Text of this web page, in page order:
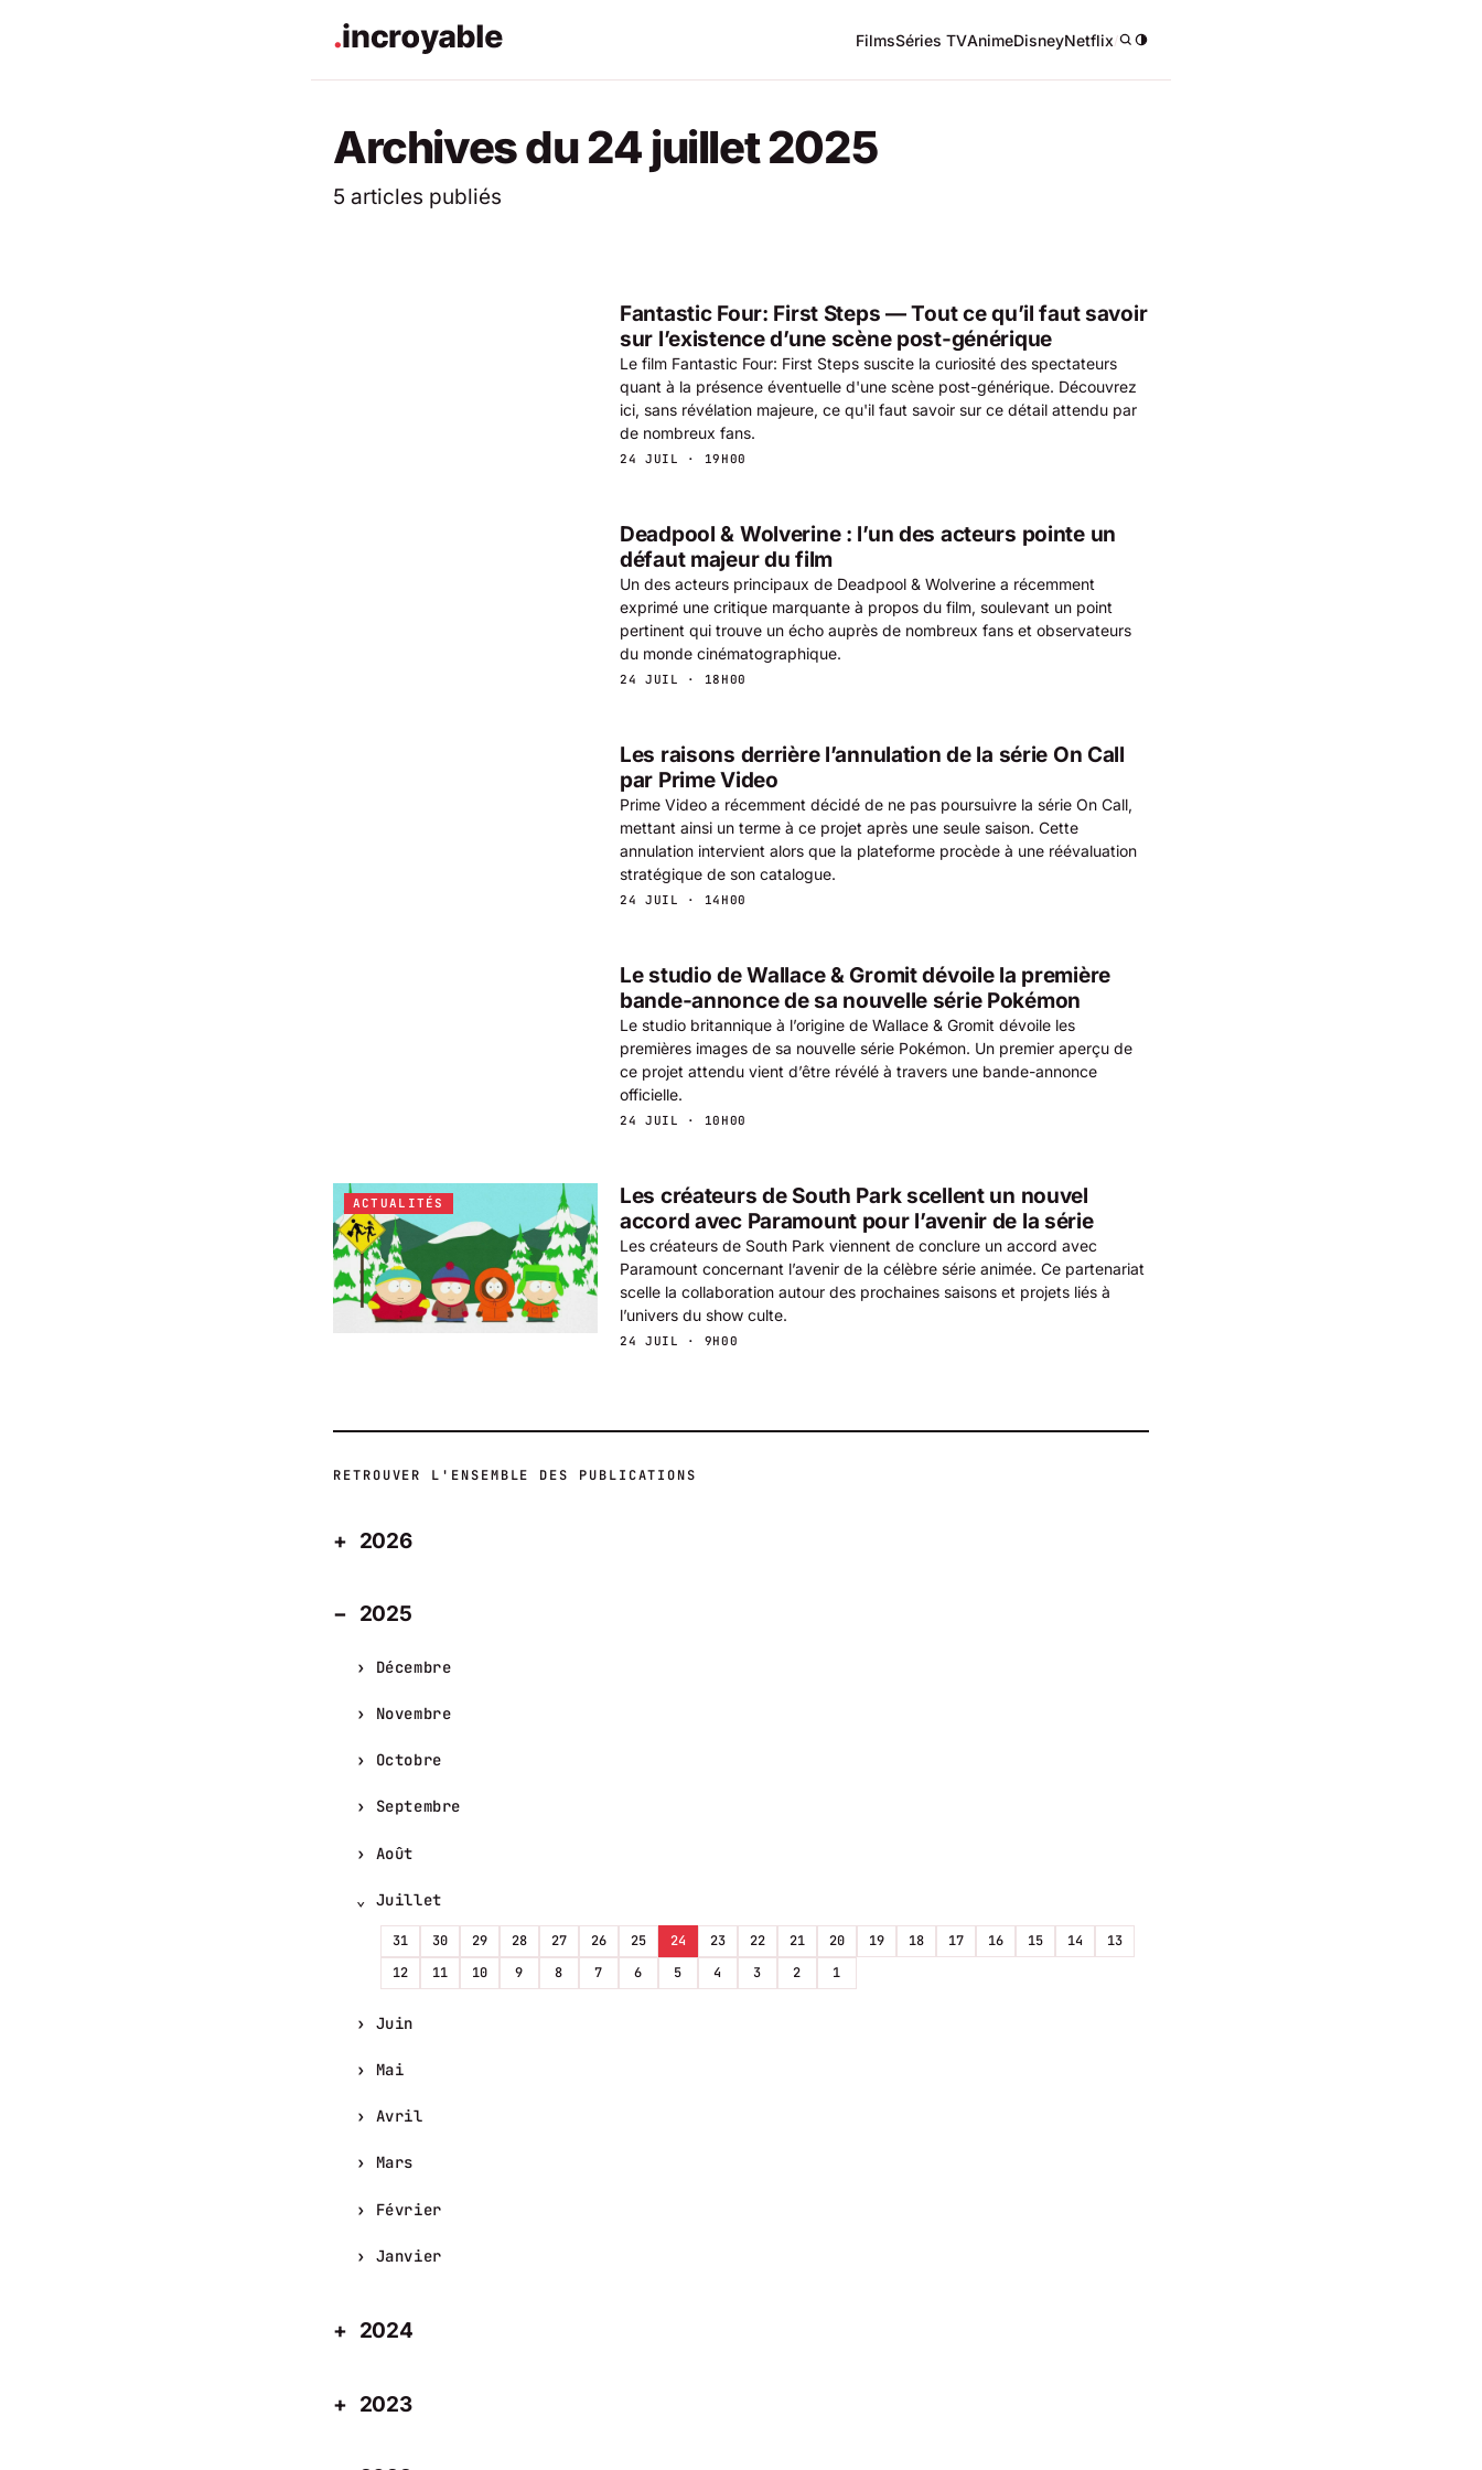
FilmsSéries TVAnimeDisneyNetflix/
Archives du 24 juillet 2025
5 articles publiés
Fantastic Four: First Steps — Tout ce qu’il faut savoir
sur l’existence d’une scène post-générique
Le film Fantastic Four: First Steps suscite la curiosité des spectateurs
quant à la présence éventuelle d'une scène post-générique. Découvrez
ici, sans révélation majeure, ce qu'il faut savoir sur ce détail attendu par
de nombreux fans.
24 JUIL · 19H00
Deadpool & Wolverine : l’un des acteurs pointe un
défaut majeur du film
Un des acteurs principaux de Deadpool & Wolverine a récemment
exprimé une critique marquante à propos du film, soulevant un point
pertinent qui trouve un écho auprès de nombreux fans et observateurs
du monde cinématographique.
24 JUIL · 18H00
Les raisons derrière l’annulation de la série On Call
par Prime Video
Prime Video a récemment décidé de ne pas poursuivre la série On Call,
mettant ainsi un terme à ce projet après une seule saison. Cette
annulation intervient alors que la plateforme procède à une réévaluation
stratégique de son catalogue.
24 JUIL · 14H00
Le studio de Wallace & Gromit dévoile la première
bande-annonce de sa nouvelle série Pokémon
Le studio britannique à l’origine de Wallace & Gromit dévoile les
premières images de sa nouvelle série Pokémon. Un premier aperçu de
ce projet attendu vient d’être révélé à travers une bande-annonce
officielle.
24 JUIL · 10H00
ACTUALITÉS
Les créateurs de South Park scellent un nouvel
accord avec Paramount pour l’avenir de la série
Les créateurs de South Park viennent de conclure un accord avec
Paramount concernant l’avenir de la célèbre série animée. Ce partenariat
scelle la collaboration autour des prochaines saisons et projets liés à
l’univers du show culte.
24 JUIL · 9H00
RETROUVER L'ENSEMBLE DES PUBLICATIONS
2026
2025
Décembre
Novembre
Octobre
Septembre
Août
Juillet
31 30 29 28 27 26 25 24 23 22 21 20 19 18 17 16 15 14
13
12
11 10 9 8 7 6 5 4 3 2 1
Juin
Mai
Avril
Mars
Février
Janvier
2024
2023